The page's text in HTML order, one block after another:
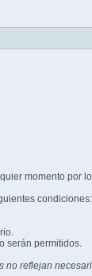
momento por
condiciones:
serán permitidos.
reflejan